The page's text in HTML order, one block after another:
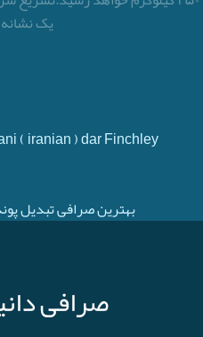
یک
( iranian ) dar Finchley
بهترین صرافی تبدیل
صرافی